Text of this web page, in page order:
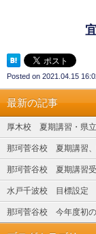
Posted on 2021.04.15
最新の記事
厚木校 夏期講習・県
那珂菅谷校 夏期講習、
那珂菅谷校 夏期講習受
水戸千波校 目標設定
那珂菅谷校 今年度初